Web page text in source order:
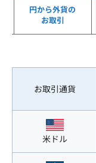
円から外貨の
お取引
お取引通貨
米ドル